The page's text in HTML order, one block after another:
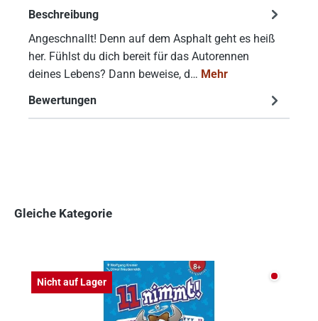
Beschreibung
Angeschnallt! Denn auf dem Asphalt geht es heiß
her. Fühlst du dich bereit für das Autorennen
deines Lebens? Dann beweise, d… Mehr
Bewertungen
Gleiche Kategorie
Nicht auf Lager Nicht